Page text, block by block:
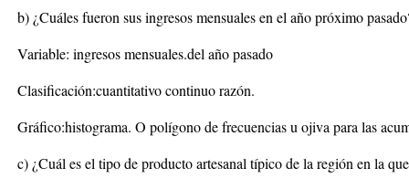
b) ¿Cuáles fueron sus ingresos mensuales en el año próximo
Variable: ingresos mensuales.del año pasado
Clasificación:cuantitativo continuo razón.
Gráfico:histograma. O polígono de frecuencias u ojiva para las
c) ¿Cuál es el tipo de producto artesanal típico de la región en la